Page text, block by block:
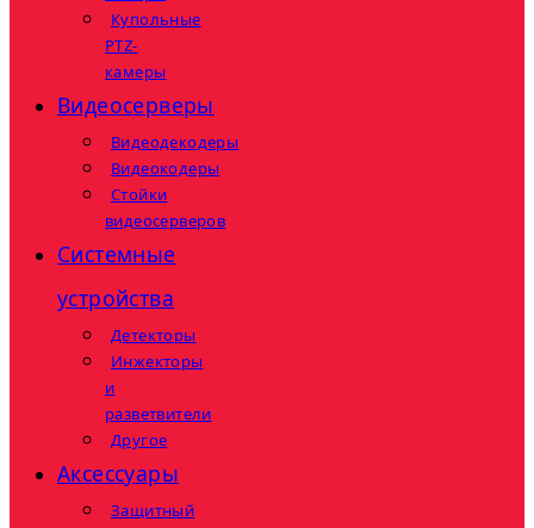
Купольные
PTZ-
камеры
Видеосерверы
Видеодекодеры
Видеокодеры
Стойки
видеосерверов
Системные
устройства
Детекторы
Инжекторы
и
разветвители
Другое
Аксессуары
Защитный